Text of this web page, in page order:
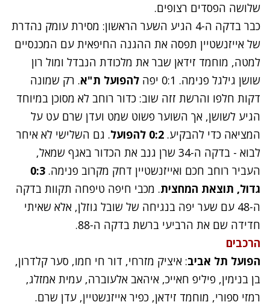
שלושה הפסדים רצופים.
כבר בדקה ה-4 הגיע השער הראשון: מסירת עומק נהדרת
של אייזנשטיין תפסה את ההגנה החיפאית עם המכנסיים
למטה, מוחמד זידאן שבר את מלכודת הנבדל ומול רון
שושן גילגל פנימה. 0:1 יפה
להפועל ת"א. רק שמונה
דקות חלפו והרשת זזה שוב: כדור רוחב לא מסוכן במיוחד
הגיע לשושן, אך השוער פשוט שמט ועדן שרם עט על
המציאה כדי להבקיע. 0:2 להפועל
. גם השלישי לא איחר
לבוא - בדקה ה-34 שרן גנב את הכדור באגף שמאל,
העביר רוחב חכם ואייזנשטיין דחק מקרוב פנימה. 0:3
גדול, תוצאת המחצית. מכבי חיפה טיפחה תקוות בדקה
ה-48 עם שער יפה בנגיחה של שובל גוזלן, אלא שאיתי
חדידה שם את הרביעי ברשת בדקה ה-88.
הרכבים
הפועל תל אביב: איציק מזרחי, דור חי חמו, סער קלדרון,
בן בנימין, פיליפ חאייכ, איהאב אלעוברה, עמית אמזלג,
רמזי ספורי, מוחמד זידאן, כפיר אייזנשטיין, עדן שרם.